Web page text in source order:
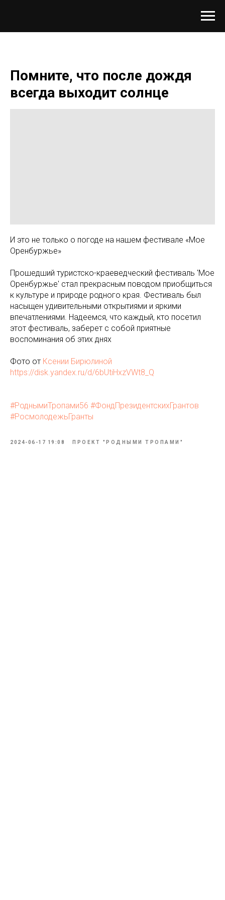
Помните, что после дождя
всегда выходит солнце
И это не только о погоде на нашем фестивале «Мое
Оренбуржье»
Прошедший туристско-краеведческий фестиваль 'Мое
Оренбуржье' стал прекрасным поводом приобщиться
к культуре и природе родного края. Фестиваль был
насыщен удивительными открытиями и яркими
впечатлениями. Надеемся, что каждый, кто посетил
этот фестиваль, заберет с собой приятные
воспоминания об этих днях
Фото от Ксении Бирюлиной
https://disk.yandex.ru/d/6bUtiHxzVWt8_Q
#РоднымиТропами56 #ФондПрезидентскихГрантов
#РосмолодежьГранты
2024-06-17 19:08 ПРОЕКТ "РОДНЫМИ ТРОПАМИ"